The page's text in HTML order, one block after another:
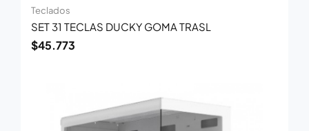
Teclados
SET 31 TECLAS DUCKY GOMA TRASL
$45.773